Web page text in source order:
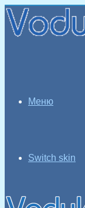
Меню
Switch skin